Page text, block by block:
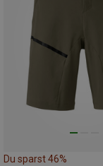
Du sparst 46%